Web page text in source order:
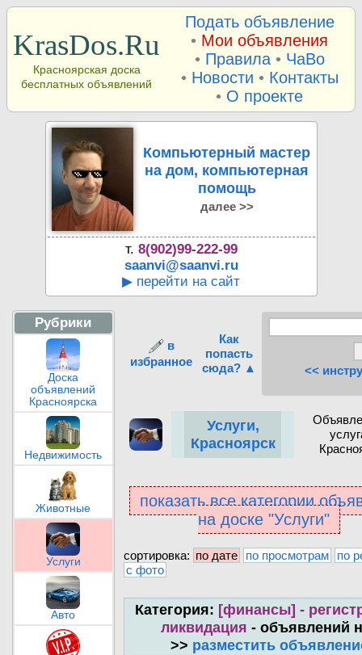
KrasDos.Ru
Красноярская доска
бесплатных объявлений
Подать объявление
• Мои объявления
• Правила• ЧаВо
• Новости • Контакты
• О проекте
Компьютерный мастер
на дом, компьютерная
помощь
далее >>
т. 8(902)99-222-99
saanvi@saanvi.ru
▶ перейти на сайт
Рубрики
Доска
объявлений
Красноярска
Недвижимость
Животные
Услуги
Авто
в
избранное
Как
попасть
сюда? ▲
<<
Услуги,
Красноярск
показать все категории
на доске "Услуги"
сортировка: по дате по просмотрам
по
с фото
Категория: [финансы] -
ликвидация - объявлений
>> разместить